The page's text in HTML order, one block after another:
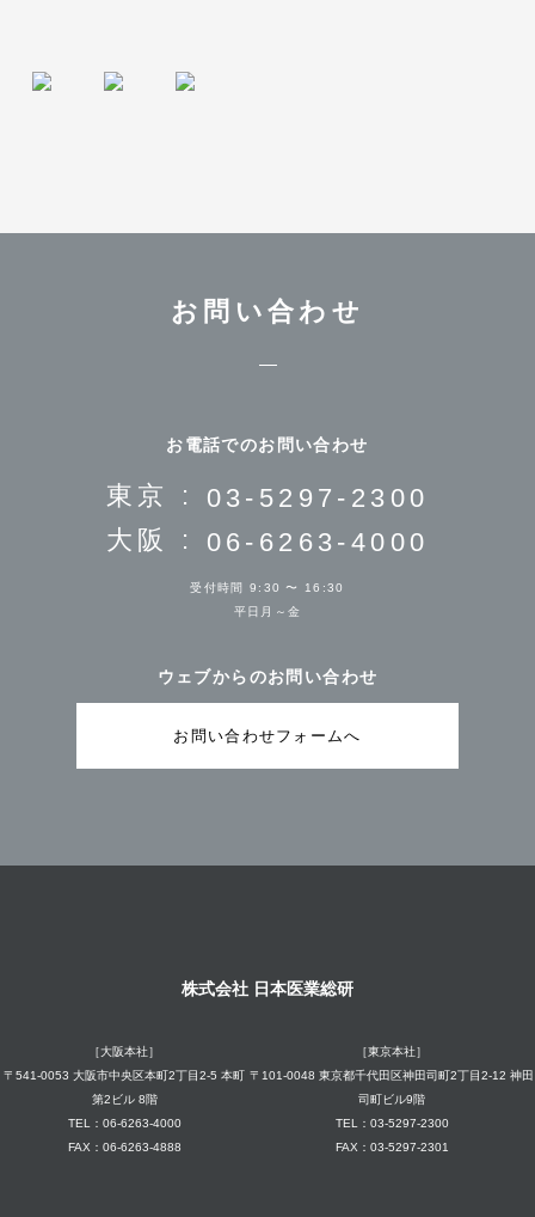
お問い合わせ
お電話でのお問い合わせ
東京 : 03-5297-2300
大阪 : 06-6263-4000
受付時間 9:30 〜 16:30
平日月～金
ウェブからのお問い合わせ
お問い合わせフォームへ
株式会社 日本医業総研
［大阪本社］
〒541-0053 大阪市中央区本町2丁目2-5 本町
第2ビル 8階
TEL：06-6263-4000
FAX：06-6263-4888
［東京本社］
〒101-0048 東京都千代田区神田司町2丁目2-12 神田
司町ビル9階
TEL：03-5297-2300
FAX：03-5297-2301